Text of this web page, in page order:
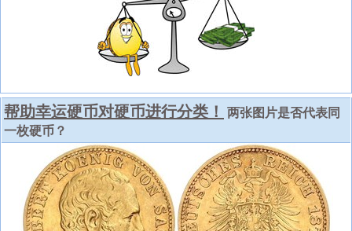
帮助幸运硬币对硬币进行分类！
两张图片是否代表同
一枚硬币？